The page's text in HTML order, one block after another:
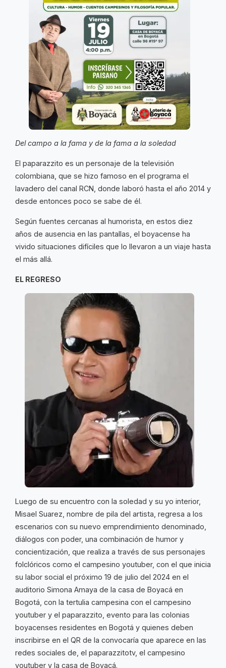
Del campo a la fama y de la fama a la soledad
El paparazzito es un personaje de la televisión
colombiana, que se hizo famoso en el programa el
lavadero del canal RCN, donde laboró hasta el año 2014 y
desde entonces poco se sabe de él.
Según fuentes cercanas al humorista, en estos diez
años de ausencia en las pantallas, el boyacense ha
vivido situaciones difíciles que lo llevaron a un viaje hasta
el más allá.
EL REGRESO
Luego de su encuentro con la soledad y su yo interior,
Misael Suarez, nombre de pila del artista, regresa a los
escenarios con su nuevo emprendimiento denominado,
diálogos con poder, una combinación de humor y
concientización, que realiza a través de sus personajes
folclóricos como el campesino youtuber, con el que inicia
su labor social el próximo 19 de julio del 2024 en el
auditorio Simona Amaya de la casa de Boyacá en
Bogotá, con la tertulia campesina con el campesino
youtuber y el paparazzito, evento para las colonias
boyacenses residentes en Bogotá y quienes deben
inscribirse en el QR de la convocaría que aparece en las
redes sociales de, el paparazzitotv, el campesino
youtuber y la casa de Boyacá.